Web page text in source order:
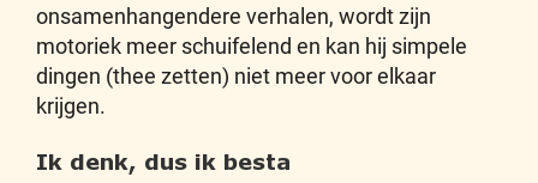
onsamenhangendere verhalen, wordt zijn
motoriek meer schuifelend en kan hij simpele
dingen (thee zetten) niet meer voor elkaar
krijgen.
Ik denk, dus ik besta